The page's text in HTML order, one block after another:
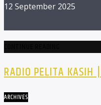
12 September 2025
RADIO PELITA KASIH
ARCHIVES